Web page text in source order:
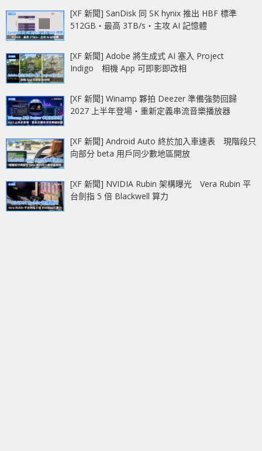
[XF 新聞] SanDisk 同 SK hynix 推出 HBF 標準
512GB‧最高 3TB/s‧主攻 AI 記憶體
[XF 新聞] Adobe 將生成式 AI 塞入 Project
Indigo 相機 App 可即影即改相
[XF 新聞] Winamp 夥拍 Deezer 準備強勢回歸
2027 上半年登場‧重新定義串流音樂播放器
[XF 新聞] Android Auto 終於加入車速表 現階段只
向部分 beta 用戶同少數地區開放
[XF 新聞] NVIDIA Rubin 架構曝光 Vera Rubin 平
台劍指 5 倍 Blackwell 算力